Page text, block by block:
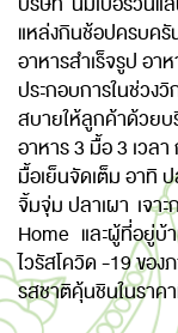
แหล่งกินช้อปครบครั
อาหารสำเร็จรูป อ
ประกอบการในช่วง
สบายให้ลูกค้าด้วยบ
อาหาร 3 มื้อ 3 เวล
มื้อเย็นจัดเต็ม อาทิ
จิ้มจุ่ม ปลาเผา เจา
Home และผู้ที่อยู่บ้
ไวรัสโควิด -19 ขอ
รสชาติคุ้นชินในราค